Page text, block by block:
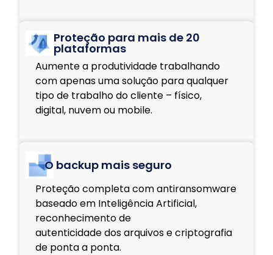
Proteção para mais de 20
plataformas
Aumente a produtividade trabalhando
com apenas uma solução para qualquer
tipo de trabalho do cliente – físico,
digital, nuvem ou mobile.
O backup mais seguro
Proteção completa com antiransomware
baseado em Inteligência Artificial,
reconhecimento de
autenticidade dos arquivos e criptografia
de ponta a ponta.